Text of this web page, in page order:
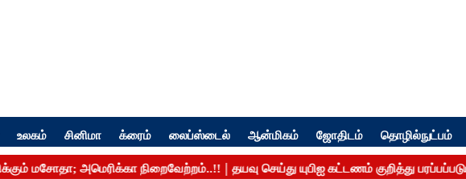
உலகம் சினிமா க்ரைம் லைப்ஸ்டைல் ஆன்மிகம் ஜோதிடம் தொழில்நுட்பம்